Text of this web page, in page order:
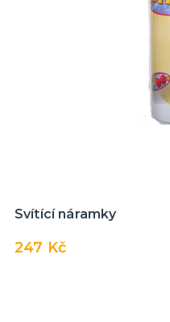
Svítící náramky
247 Kč